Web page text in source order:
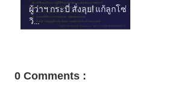
ผู้ว่าฯ กระบี่ สั่งลุย! แก้ลูกโซ่
วิ...
0 Comments :